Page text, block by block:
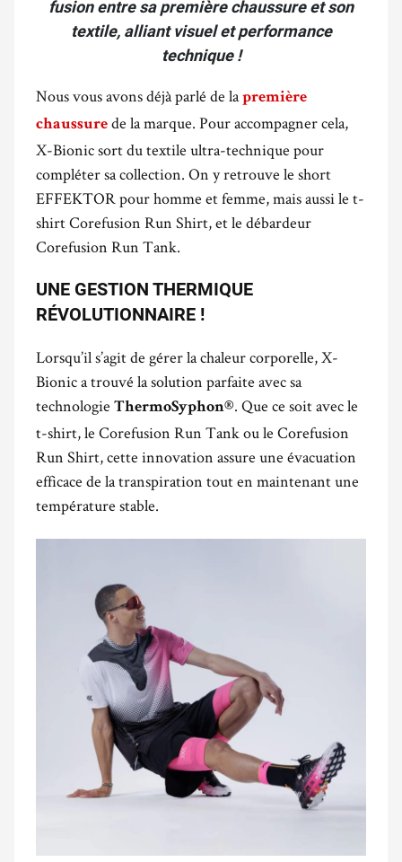
fusion entre sa première chaussure et son
textile, alliant visuel et performance
technique !
Nous vous avons déjà parlé de lapremière
chaussure de la marque. Pour accompagner cela,
X-Bionic sort du textile ultra-technique pour
compléter sa collection. On y retrouve le short
EFFEKTOR pour homme et femme, mais aussi le t-
shirt Corefusion Run Shirt, et le débardeur
Corefusion Run Tank.
UNE GESTION THERMIQUE
RÉVOLUTIONNAIRE !
Lorsqu’il s’agit de gérer la chaleur corporelle, X-
Bionic a trouvé la solution parfaite avec sa
technologie ThermoSyphon®. Que ce soit avec le
t-shirt, le Corefusion Run Tank ou le Corefusion
Run Shirt, cette innovation assure une évacuation
efficace de la transpiration tout en maintenant une
température stable.